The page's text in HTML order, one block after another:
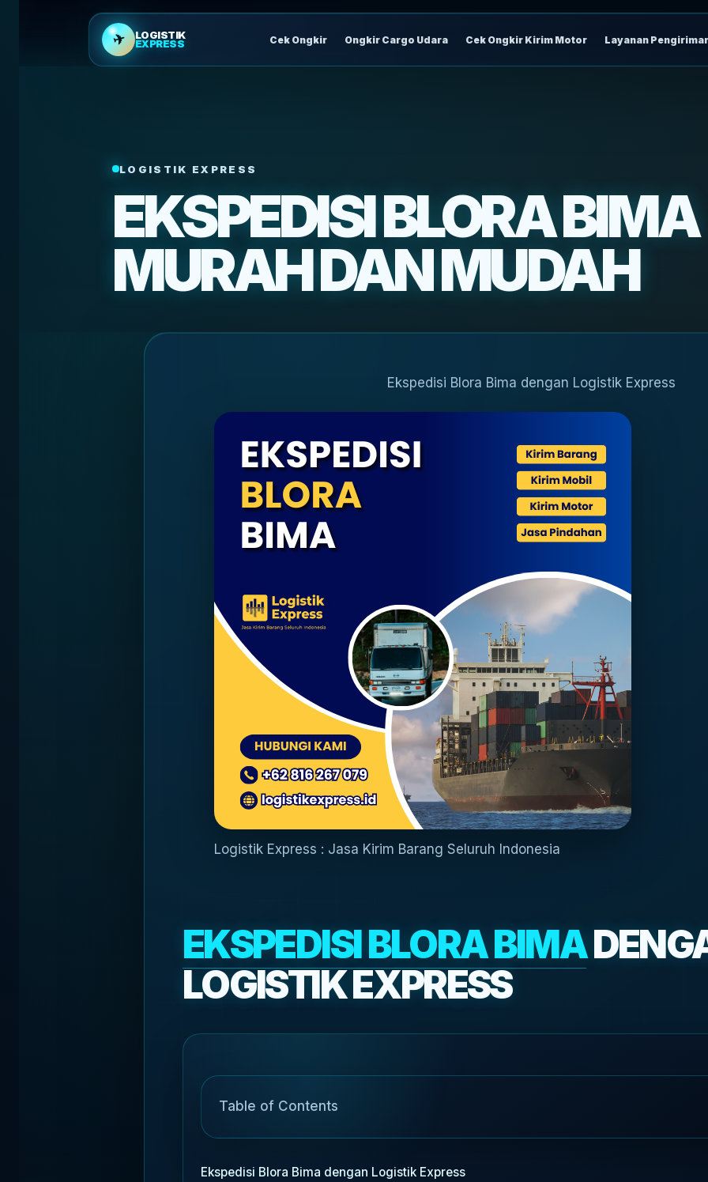
✈ LOGISTIK
EXPRESS Cek Ongkir Ongkir Cargo Udara Cek Ongkir Kirim Motor Layanan
LOGISTIK EXPRESS
EKSPEDISI BLORA BIMA
MURAH DAN MUDAH
Ekspedisi Blora Bima dengan Logistik Express
Logistik Express : Jasa Kirim Barang Seluruh Indonesia
EKSPEDISI BLORA BIMA
LOGISTIK EXPRESS
Table of Contents
Ekspedisi Blora Bima dengan Logistik Express